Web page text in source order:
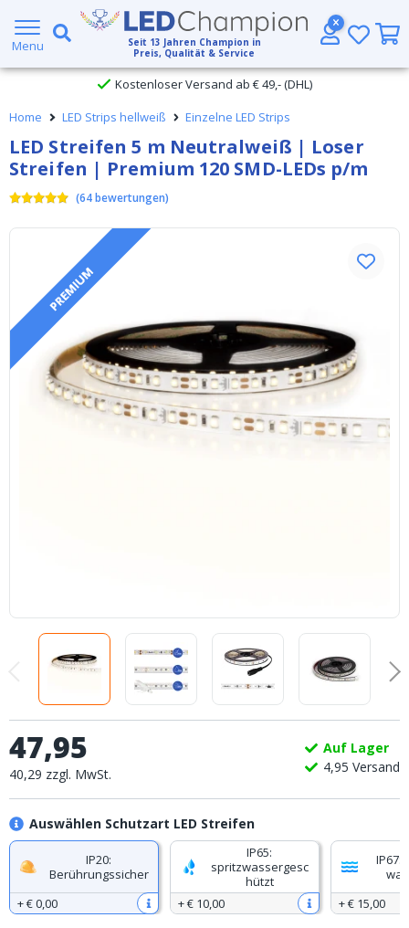
Menu Seit 13 Jahren Champion in
Preis, Qualität & Service
Großer Lagerbestand
Kostenloser Versand ab € 49,- (DHL)
Heute bestellt, amselben Tag verschickt
Home LED Strips hellweiß Einzelne LED Strips
LED Streifen 5 m Neutralweiß | Loser
Streifen | Premium 120 SMD-LEDs p/m
(64bewertungen)
PREMIUM
Auswählen Schutzart LED Streifen
IP20:
Berührungssicher
+€ 0,00
IP65:
spritzwassergesc
hützt
+€ 10,00
IP67:
+€ 15,00
47,95
40,29 zzgl. MwSt.
Auf Lager
4,95 Versand